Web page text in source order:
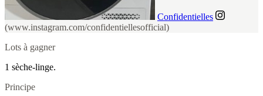
Confidentielles
(www.instagram.com/confidentiellesofficial)
Lots à gagner
1 sèche-linge.
Principe